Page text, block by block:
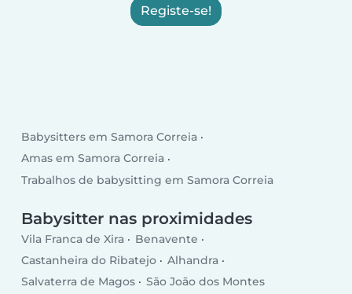
Registe-se!
Babysitters em Samora Correia
Amas em Samora Correia
Trabalhos de babysitting em Samora Correia
Babysitter nas proximidades
Vila Franca de Xira
Benavente
Castanheira do Ribatejo
Alhandra
Salvaterra de Magos
São João dos Montes